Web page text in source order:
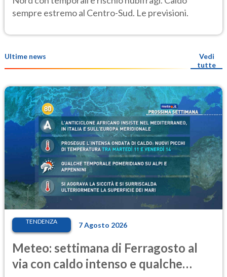
sempre estremo al Centro-Sud. Le previsioni.
Ultime news
Vedi
tutte
TENDENZA 7 Agosto 2026
Meteo: settimana di Ferragosto al
via con caldo intenso e qualche